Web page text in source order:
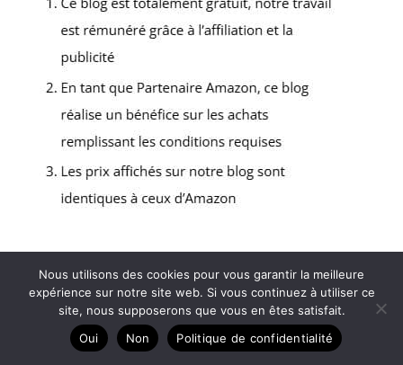
Copyright © 2026 Votre voiture - Partenaire Amazon
Contact
Mentions légales
Politique de confidentialité
Nous utilisons des cookies pour vous garantir la meilleure
expérience sur notre site web. Si vous continuez à utiliser ce
site, nous supposerons que vous en êtes satisfait.
Oui
Non Politique de confidentialité